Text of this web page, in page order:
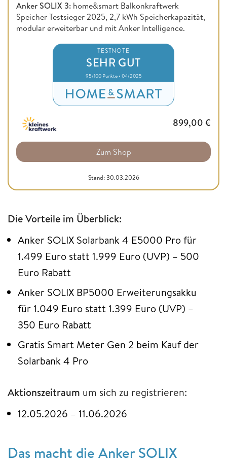
Anker SOLIX 3: home&smart Balkonkraftwerk
Speicher Testsieger 2025, 2,7 kWh Speicherkapazität,
modular erweiterbar und mit Anker Intelligence.
TESTNOTE
SEHR GUT
95/100 Punkte • 04/2025
899,00 €
Zum Shop
Stand: 30.03.2026
Die Vorteile im Überblick:
Anker SOLIX Solarbank 4 E5000 Pro für
1.499 Euro statt 1.999 Euro (UVP) – 500
Euro Rabatt
Anker SOLIX BP5000 Erweiterungsakku
für 1.049 Euro statt 1.399 Euro (UVP) –
350 Euro Rabatt
Gratis Smart Meter Gen 2 beim Kauf der
Solarbank 4 Pro
Aktionszeitraum um sich zu registrieren:
12.05.2026 – 11.06.2026
Das macht die Anker SOLIX